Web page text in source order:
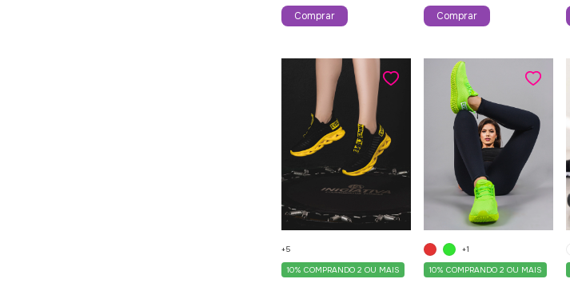
Comprar Comprar
10%COMPRANDO 2 OU MAIS
+5
10%COMPRANDO 2 OU MAIS
+1